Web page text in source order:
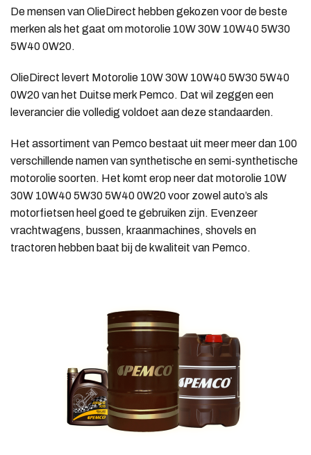
De mensen van OlieDirect hebben gekozen voor de beste
merken als het gaat om motorolie 10W 30W 10W40 5W30
5W40 0W20.
OlieDirect levert Motorolie 10W 30W 10W40 5W30 5W40
0W20 van het Duitse merk Pemco. Dat wil zeggen een
leverancier die volledig voldoet aan deze standaarden.
Het assortiment van Pemco bestaat uit meer meer dan 100
verschillende namen van synthetische en semi-synthetische
motorolie soorten. Het komt erop neer dat motorolie 10W
30W 10W40 5W30 5W40 0W20 voor zowel auto’s als
motorfietsen heel goed te gebruiken zijn. Evenzeer
vrachtwagens, bussen, kraanmachines, shovels en
tractoren hebben baat bij de kwaliteit van Pemco.